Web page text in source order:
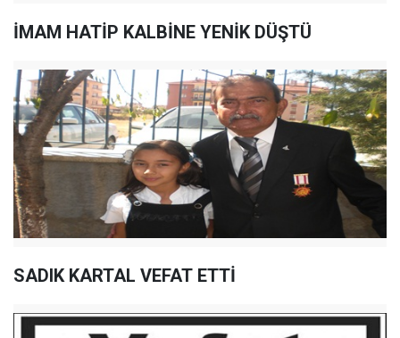
İMAM HATİP KALBİNE YENİK DÜŞTÜ
SADIK KARTAL VEFAT ETTİ